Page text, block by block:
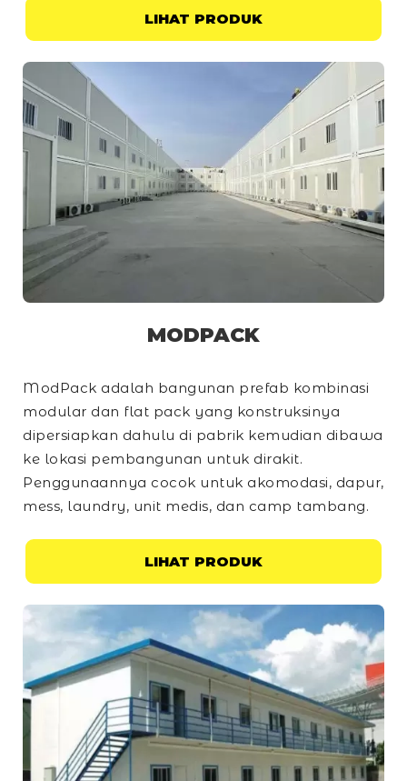
LIHAT PRODUK
MODPACK
ModPack adalah bangunan prefab kombinasi
modular dan flat pack yang konstruksinya
dipersiapkan dahulu di pabrik kemudian dibawa
ke lokasi pembangunan untuk dirakit.
Penggunaannya cocok untuk akomodasi, dapur,
mess, laundry, unit medis, dan camp tambang.
LIHAT PRODUK